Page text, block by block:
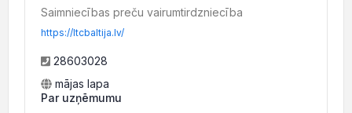
Saimniecības preču vairumtirdzniecība
https://ltcbaltija.lv/
28603028
mājas lapa
Par uzņēmumu